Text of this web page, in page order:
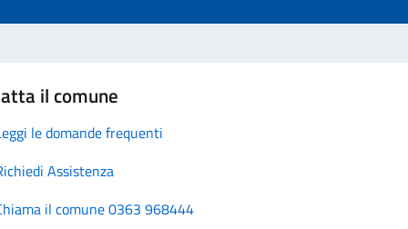
il comune
le domande frequenti
Assistenza
il comune 0363 968444